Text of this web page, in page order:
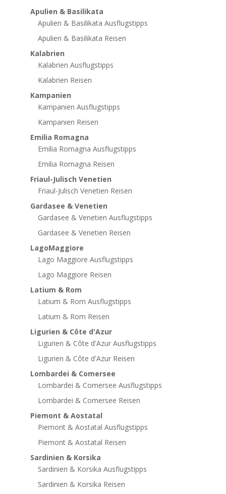
Apulien & Basilikata
Apulien & Basilikata Ausflugstipps
Apulien & Basilikata Reisen
Kalabrien
Kalabrien Ausflugstipps
Kalabrien Reisen
Kampanien
Kampanien Ausflugstipps
Kampanien Reisen
Emilia Romagna
Emilia Romagna Ausflugstipps
Emilia Romagna Reisen
Friaul-Julisch Venetien
Friaul-Julisch Venetien Reisen
Gardasee & Venetien
Gardasee & Venetien Ausflugstipps
Gardasee & Venetien Reisen
LagoMaggiore
Lago Maggiore Ausflugstipps
Lago Maggiore Reisen
Latium & Rom
Latium & Rom Ausflugstipps
Latium & Rom Reisen
Ligurien & Côte d'Azur
Ligurien & Côte d'Azur Ausflugstipps
Ligurien & Côte d'Azur Reisen
Lombardei & Comersee
Lombardei & Comersee Ausflugstipps
Lombardei & Comersee Reisen
Piemont & Aostatal
Piemont & Aostatal Ausflugstipps
Piemont & Aostatal Reisen
Sardinien & Korsika
Sardinien & Korsika Ausflugstipps
Sardinien & Korsika Reisen